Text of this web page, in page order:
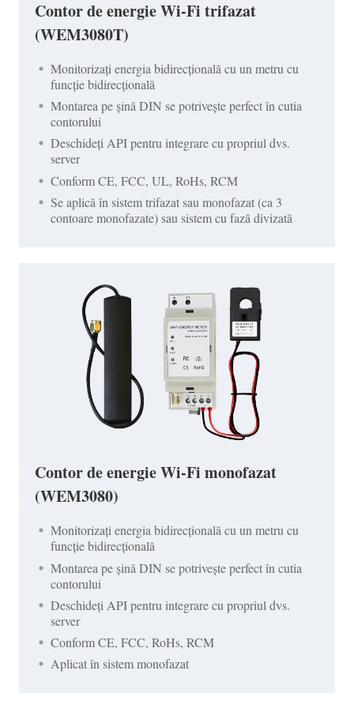
Contor de energie Wi-Fi trifazat
(WEM3080T)
Monitorizați energia bidirecțională cu un metru cu
funcție bidirecțională
Montarea pe șină DIN se potrivește perfect în cutia
contorului
Deschideți API pentru integrare cu propriul dvs.
server
Conform CE, FCC, UL, RoHs, RCM
Se aplică în sistem trifazat sau monofazat (ca 3
contoare monofazate) sau sistem cu fază divizată
Contor de energie Wi-Fi monofazat
(WEM3080)
Monitorizați energia bidirecțională cu un metru cu
funcție bidirecțională
Montarea pe șină DIN se potrivește perfect în cutia
contorului
Deschideți API pentru integrare cu propriul dvs.
server
Conform CE, FCC, RoHs, RCM
Aplicat în sistem monofazat